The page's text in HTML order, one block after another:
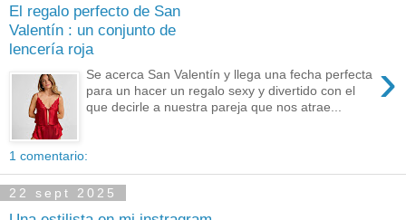
El regalo perfecto de San
Valentín : un conjunto de
lencería roja
›
Se acerca San Valentín y llega una fecha perfecta
para un hacer un regalo sexy y divertido con el
que decirle a nuestra pareja que nos atrae...
1 comentario:
22 sept 2025